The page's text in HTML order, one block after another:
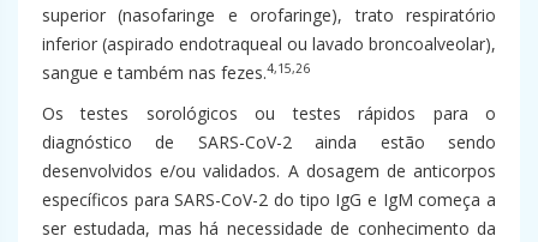
superior (nasofaringe e orofaringe), trato respiratório
inferior (aspirado endotraqueal ou lavado broncoalveolar),
sangue e também nas fezes.4,15,26
Os testes sorológicos ou testes rápidos para o
diagnóstico de SARS-CoV-2 ainda estão sendo
desenvolvidos e/ou validados. A dosagem de anticorpos
específicos para SARS-CoV-2 do tipo IgG e IgM começa a
ser estudada, mas há necessidade de conhecimento da